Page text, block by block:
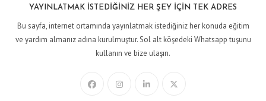
YAYINLATMAK İSTEDIĞINIZ HER ŞEY İÇIN TEK ADRES
Bu sayfa, internet ortamında yayınlatmak istediğiniz her konuda eğitim
ve yardım almanız adına kurulmuştur. Sol alt köşedeki Whatsapp tuşunu
kullanın ve bize ulaşın.